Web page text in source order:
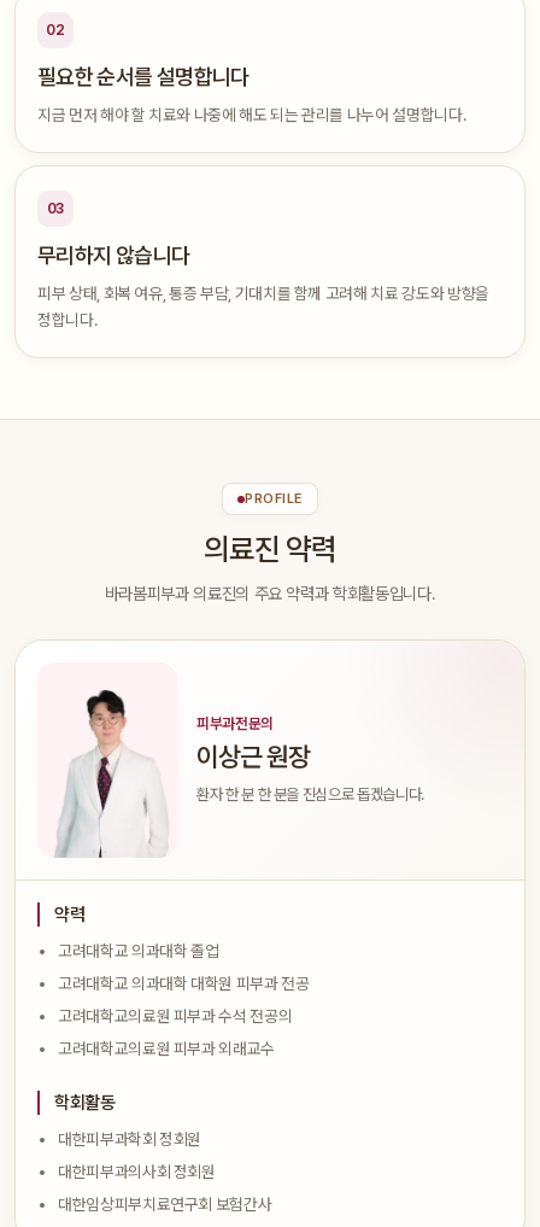
02
필요한 순서를 설명합니다
지금 먼저 해야 할 치료와 나중에 해도 되는 관리를 나누어 설명합니다.
03
무리하지 않습니다
피부 상태, 회복 여유, 통증 부담, 기대치를 함께 고려해 치료 강도와 방향을
정합니다.
PROFILE
의료진 약력
바라봄피부과 의료진의 주요 약력과 학회활동입니다.
피부과전문의
이상근 원장
환자 한 분 한 분을 진심으로 돕겠습니다.
약력
고려대학교 의과대학 졸업
고려대학교 의과대학 대학원 피부과 전공
고려대학교의료원 피부과 수석 전공의
고려대학교의료원 피부과 외래교수
학회활동
대한피부과학회 정회원
대한피부과의사회 정회원
대한임상피부치료연구회 보험간사